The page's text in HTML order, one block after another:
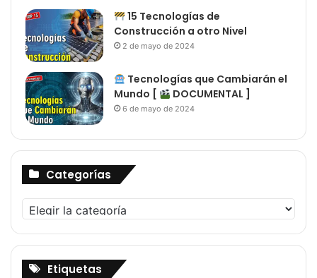
15 Tecnologías de
Construcción a otro Nivel
2 de mayo de 2024
Tecnologías que Cambiarán el
Mundo [
DOCUMENTAL ]
6 de mayo de 2024
Categorías
Categorías
Etiquetas